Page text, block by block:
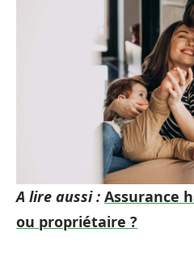
A lire aussi : Assurance
ou propriétaire ?